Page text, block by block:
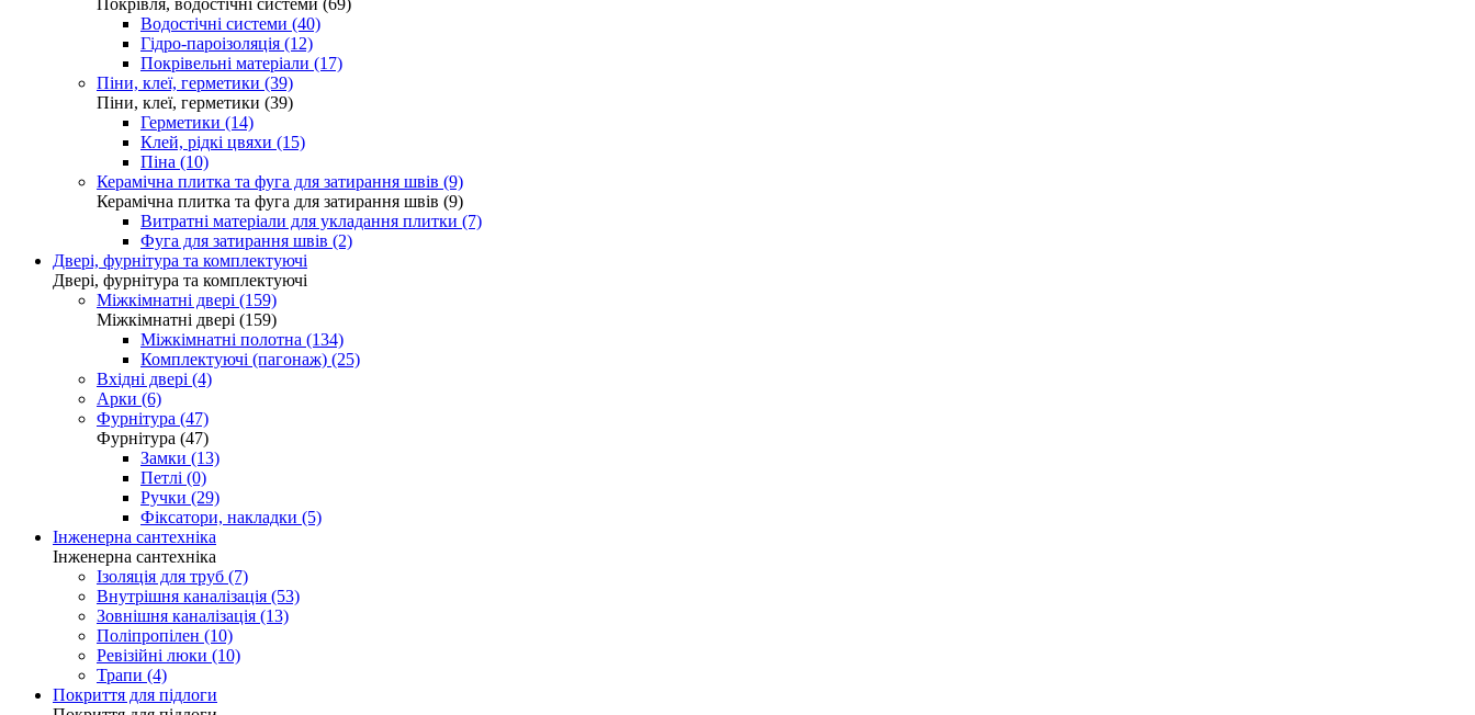
Водостічні системи (40)
Гідро-пароізоляція (12)
Покрівельні матеріали (17)
Піни, клеї, герметики (39)
Піни, клеї, герметики (39)
Герметики (14)
Клей, рідкі цвяхи (15)
Піна (10)
Керамічна плитка та фуга для затирання швів (9)
Керамічна плитка та фуга для затирання швів (9)
Витратні матеріали для укладання плитки (7)
Фуга для затирання швів (2)
Двері, фурнітура та комплектуючі
Двері, фурнітура та комплектуючі
Міжкімнатні двері (159)
Міжкімнатні двері (159)
Міжкімнатні полотна (134)
Комплектуючі (пагонаж) (25)
Вхідні двері (4)
Арки (6)
Фурнітура (47)
Фурнітура (47)
Замки (13)
Петлі (0)
Ручки (29)
Фіксатори, накладки (5)
Інженерна сантехніка
Інженерна сантехніка
Ізоляція для труб (7)
Внутрішня каналізація (53)
Зовнішня каналізація (13)
Поліпропілен (10)
Ревізійні люки (10)
Трапи (4)
Покриття для підлоги